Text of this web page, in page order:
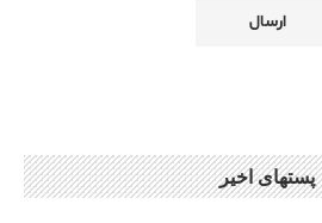
پستهای اخیر